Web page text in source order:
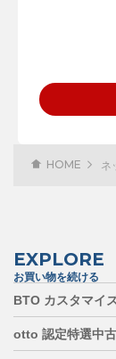
HOME ネ
EXPLORE
お買い物を続ける
BTO カスタマイ
otto 認定特選中